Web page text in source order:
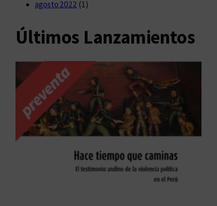
agosto 2022 (1)
Últimos Lanzamientos